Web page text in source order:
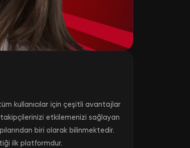
kullanıcılar için çeşitli avantajlar
etkilemenizi sağlayan
biri olarak bilinmektedir.
ilk platformdur.